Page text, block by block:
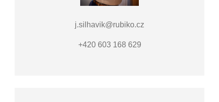
j.silhavik@rubiko.cz
+420 603 168 629